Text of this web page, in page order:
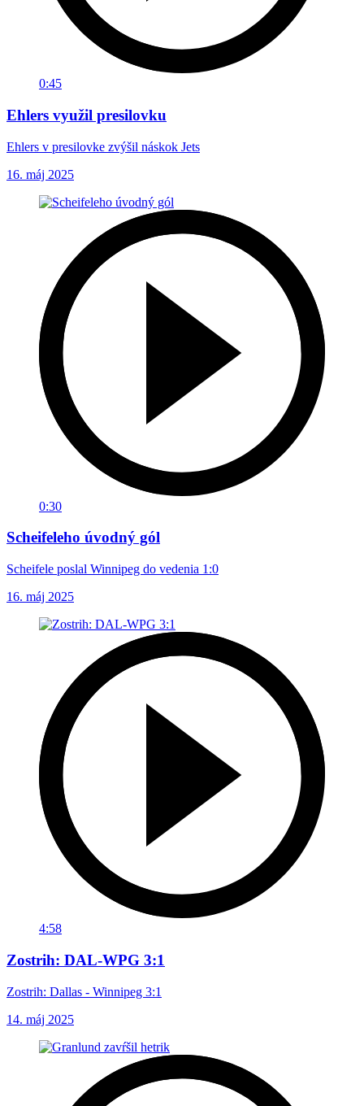
0:45
Ehlers využil presilovku
Ehlers v presilovke zvýšil náskok Jets
16. máj 2025
0:30
Scheifeleho úvodný gól
Scheifele poslal Winnipeg do vedenia 1:0
16. máj 2025
4:58
Zostrih: DAL-WPG 3:1
Zostrih: Dallas - Winnipeg 3:1
14. máj 2025